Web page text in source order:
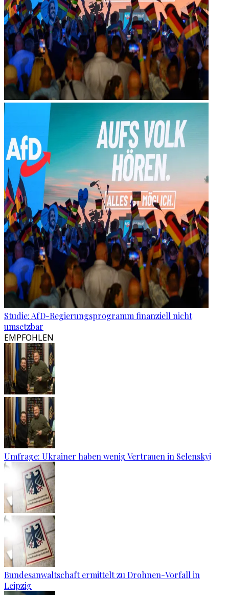
Studie: AfD-Regierungsprogramm finanziell nicht
umsetzbar
EMPFOHLEN
Umfrage: Ukrainer haben wenig Vertrauen in Selenskyj
Bundesanwaltschaft ermittelt zu Drohnen-Vorfall in
Leipzig